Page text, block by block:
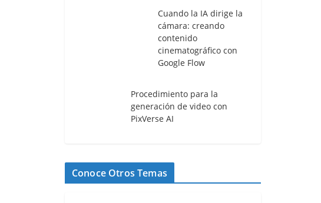
Cuando la IA dirige la
cámara: creando
contenido
cinematográfico con
Google Flow
Procedimiento para la
generación de video con
PixVerse AI
Conoce Otros Temas